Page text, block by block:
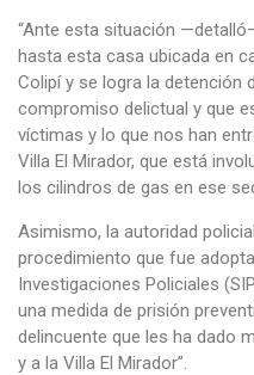
“Ante esta situación
hasta esta casa ubicada en
Colipí y se logra la detención
compromiso delictual y que
víctimas y lo que nos han
Villa El Mirador, que está
los cilindros de gas en ese
Asimismo, la autoridad
procedimiento que fue
Investigaciones Policiales
una medida de prisión
delincuente que les ha dado
y a la Villa El Mirador”.